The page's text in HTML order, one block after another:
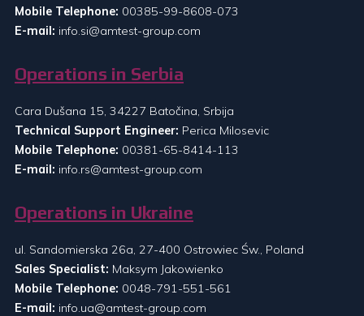
Mobile Telephone: 00385-99-8608-073
E-mail: info.si@amtest-group.com
Operations in Serbia
Cara Dušana 15, 34227 Batočina, Srbija
Technical Support Engineer: Perica Milosevic
Mobile Telephone: 00381-65-8414-113
E-mail: info.rs@amtest-group.com
Operations in Ukraine
ul. Sandomierska 26a, 27-400 Ostrowiec Św., Poland
Sales Specialist: Maksym Jakowienko
Mobile Telephone: 0048-791-551-561
E-mail: info.ua@amtest-group.com